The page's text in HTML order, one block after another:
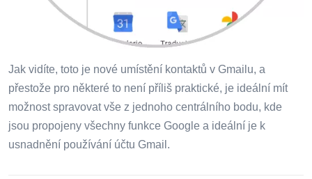
Jak vidíte, toto je nové umístění kontaktů v Gmailu, a
přestože pro některé to není příliš praktické, je ideální mít
možnost spravovat vše z jednoho centrálního bodu, kde
jsou propojeny všechny funkce Google a ideální je k
usnadnění používání účtu Gmail.